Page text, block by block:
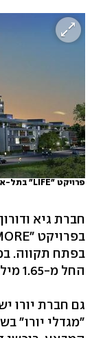
פרויקט "LIFE" בתל-אביב
חברת גיא
החל מ-1.65 מיליון שקל במקום 1.73 מיליון שקל.
גם חברת יורו
"מגדלי יורו"